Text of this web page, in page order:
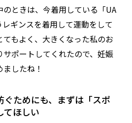
のときは、今着用している「UA
ギンスを着用して運動をして
もよく、大きくなった私のお
ポートしてくれたので、妊娠
したね！
ぐためにも、まずは「スポ
てほしい